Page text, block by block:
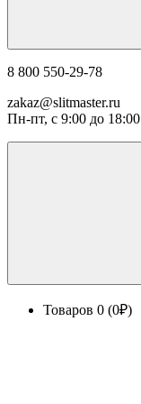
8 800 550-29-78
zakaz@slitmaster.ru
Пн-пт, с 9:00 до 18:00
Товаров 0 (0₽)